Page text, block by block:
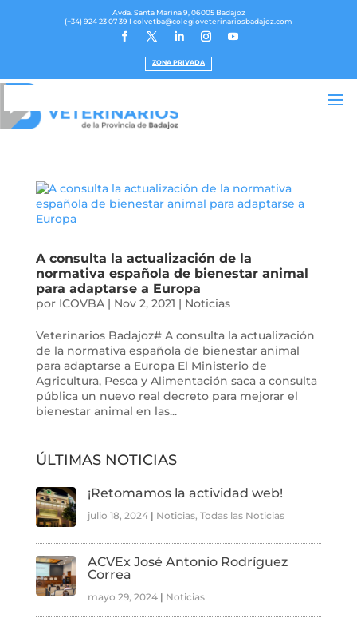
Avda. Santa Marina 9, 06005 Badajoz
(+34) 924 23 07 39 I colvetba@colegioveterinariosbadajoz.com
ZONA PRIVADA
A consulta la actualización de la
normativa española de bienestar animal
para adaptarse a Europa
por ICOVBA| Nov 2, 2021 | Noticias
Veterinarios Badajoz# A consulta la actualización
de la normativa española de bienestar animal
para adaptarse a Europa El Ministerio de
Agricultura, Pesca y Alimentación saca a consulta
pública un nuevo real decreto para mejorar el
bienestar animal en las...
ÚLTIMAS NOTICIAS
¡Retomamos la actividad web!
julio 18, 2024| Noticias, Todas las Noticias
ACVEx José Antonio Rodríguez
Correa
mayo 29, 2024| Noticias